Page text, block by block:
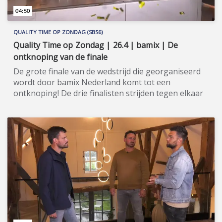
QUALITY TIME OP ZONDAG (SBS6)
Quality Time op Zondag | 26.4 | bamix | De
ontknoping van de finale
De grote finale van de wedstrijd die georganiseerd
wordt door bamix Nederland komt tot een
ontknoping! De drie finalisten strijden tegen elkaar
Zondag is een nieuw, eigentijds lifestyle-
programma, waarin wekelijks een breed spectrum
aan welzijns- en welvaartsthema’s de revue
passeert. Denk hierbij onder andere aan items over
beauty, gezin, gezondheid en wonen. De presentatie
van dit veelzijdige tv-programma op zondagmiddag
is onder meer in handen van de nog altijd populaire
oud-Utopianen Beau Nellissen, Romy Koldenhof en
Cemal Hazebroek. Wil je de hele aflevering bekijken
of meer weten over de deelnemers/sponsoren van
04:50